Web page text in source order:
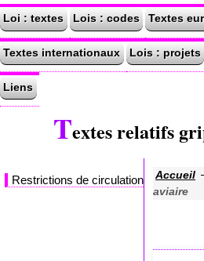
Loi : textes Lois : codes Textes
Textes internationaux Lois : projets
Liens
Textes relatifs
Restrictions de circulation Accueil
aviaire